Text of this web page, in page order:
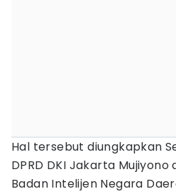
Hal tersebut diungkapkan
DPRD DKI Jakarta
Badan Intelijen Negara